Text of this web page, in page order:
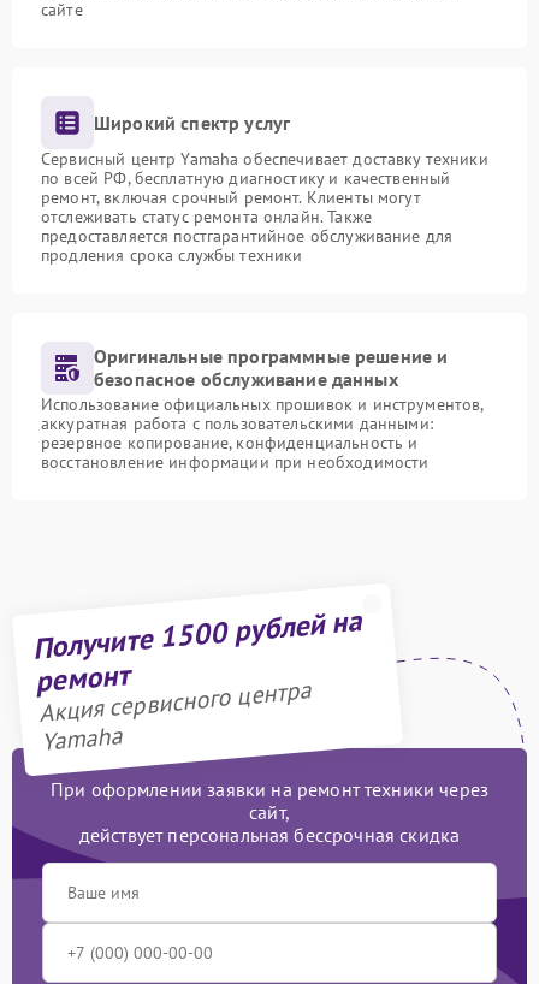
сайте
Широкий спектр услуг
Сервисный центр Yamaha обеспечивает доставку техники
по всей РФ, бесплатную диагностику и качественный
ремонт, включая срочный ремонт. Клиенты могут
отслеживать статус ремонта онлайн. Также
предоставляется постгарантийное обслуживание для
продления срока службы техники
Оригинальные программные решение и
безопасное обслуживание данных
Использование официальных прошивок и инструментов,
аккуратная работа с пользовательскими данными:
резервное копирование, конфиденциальность и
восстановление информации при необходимости
Получите 1500 рублей на
ремонт
Акция сервисного центра
Yamaha
При оформлении заявки на ремонт техники через
сайт,
действует персональная бессрочная скидка